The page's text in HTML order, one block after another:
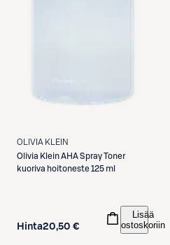
OLIVIA KLEIN
Olivia KleinAHA Spray Toner
kuoriva hoitoneste 125 ml
Hinta20,50 €
Lisää
ostoskoriin